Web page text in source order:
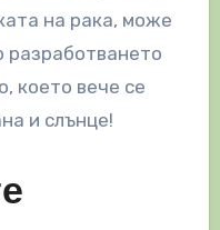
на рака, може
разработването
което вече се
и слънце!